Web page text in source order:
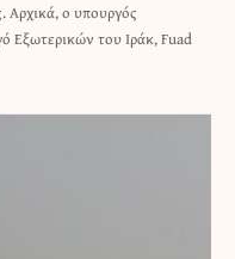
Αρχικά, ο υπουργός
Εξωτερικών του Ιράκ, Fuad